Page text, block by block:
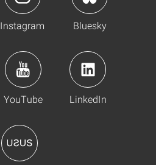
Instagram Bluesky
YouTube LinkedIn